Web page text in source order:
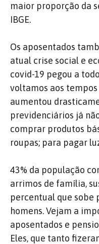
maior proporção da
IBGE.
Os aposentados
atual crise social e
covid-19 pegou a
voltamos aos
aumentou
previdenciários já
comprar produtos
roupas; para pagar
43% da população
arrimos de família,
percentual que sobe
homens. Vejam a
aposentados e
Eles, que tanto